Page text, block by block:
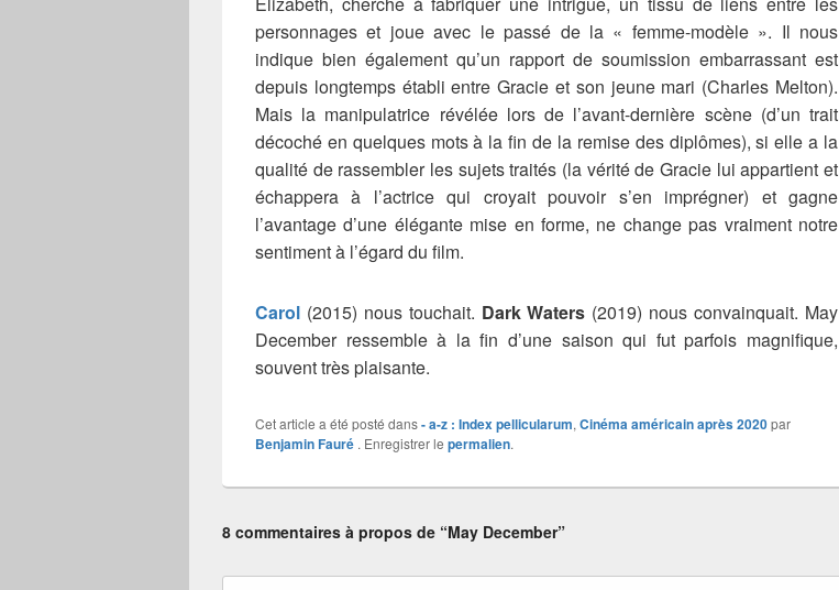
personnages et joue avec le passé de la « femme-modèle ». Il nous
indique bien également qu’un rapport de soumission embarrassant est
depuis longtemps établi entre Gracie et son jeune mari (Charles Melton).
Mais la manipulatrice révélée lors de l’avant-dernière scène (d’un trait
décoché en quelques mots à la fin de la remise des diplômes), si elle a la
qualité de rassembler les sujets traités (la vérité de Gracie lui appartient et
échappera à l’actrice qui croyait pouvoir s’en imprégner) et gagne
l’avantage d’une élégante mise en forme, ne change pas vraiment notre
sentiment à l’égard du film.
Carol (2015) nous touchait. Dark Waters (2019) nous convainquait. May
December ressemble à la fin d’une saison qui fut parfois magnifique,
souvent très plaisante.
Cet article a été posté dans- a-z : Index pellicularum, Cinéma américain après 2020par
Benjamin Fauré . Enregistrer le permalien.
8 commentaires à propos de “May December”